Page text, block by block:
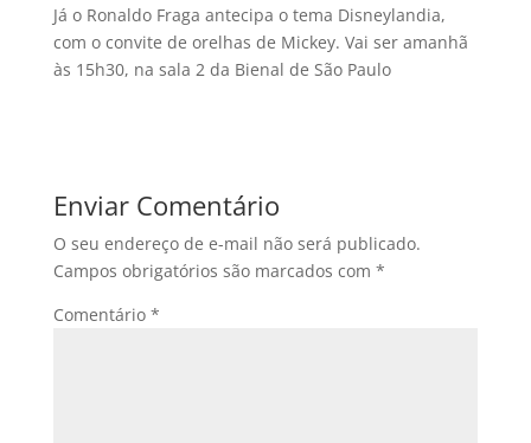
Já o Ronaldo Fraga antecipa o tema Disneylandia,
com o convite de orelhas de Mickey. Vai ser amanhã
às 15h30, na sala 2 da Bienal de São Paulo
Enviar Comentário
O seu endereço de e-mail não será publicado.
Campos obrigatórios são marcados com *
Comentário *